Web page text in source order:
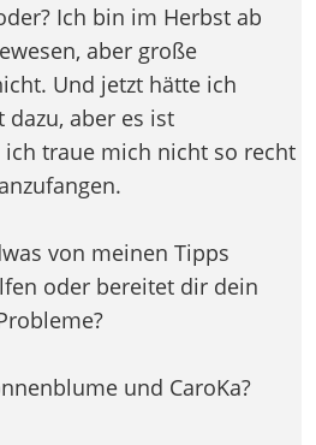
Ich bin im Herbst ab
aber große
Und jetzt hätte ich
dazu, aber es ist
traue mich nicht so recht
von meinen Tipps
oder bereitet dir dein
und CaroKa?